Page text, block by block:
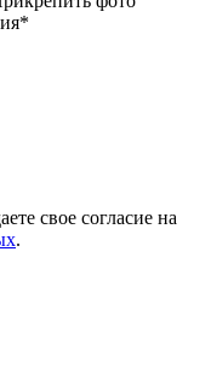
свое согласие на
.